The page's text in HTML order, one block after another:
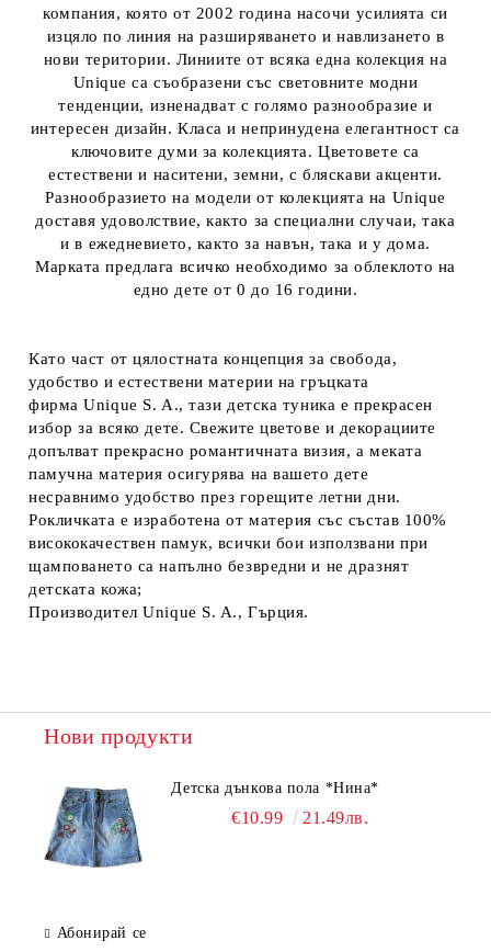
компания, която от 2002 година насочи усилията си
изцяло по линия на разширяването и навлизането в
нови територии. Линиите от всяка една колекция на
Unique са съобразени със световните модни
тенденции, изненадват с голямо разнообразие и
интересен дизайн. Класа и непринудена елегантност са
ключовите думи за колекцията. Цветовете са
естествени и наситени, земни, с бляскави акценти.
Разнообразието на модели от колекцията на Unique
доставя удоволствие, както за специални случаи, така
и в ежедневието, както за навън, така и у дома.
Марката предлага всичко необходимо за облеклото на
едно дете от 0 до 16 години.
Като част от цялостната концепция за свобода,
удобство и естествени материи на гръцката
фирма Unique S. A., тази детска туника е прекрасен
избор за всяко дете. Свежите цветове и декорациите
допълват прекрасно романтичната визия, а меката
памучна материя осигурява на вашето дете
несравнимо удобство през горещите летни дни.
Рокличката е изработена от материя със състав 100%
висококачествен памук, всички бои използвани при
щамповането са напълно безвредни и не дразнят
детската кожа;
Производител Unique S. A., Гърция.
Нови продукти
Детска дънкова пола *Нина*
€10.99 21.49лв.
Абонирай се